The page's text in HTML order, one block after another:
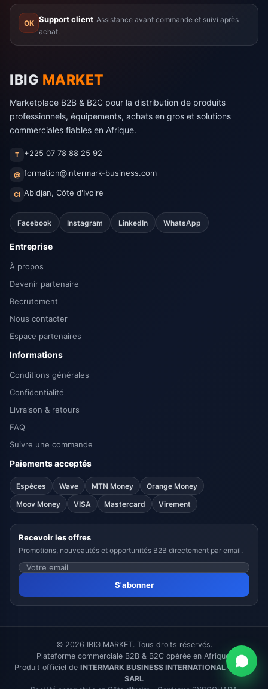
OK Support client Assistance avant commande et suivi après
achat.
IBIG MARKET
Marketplace B2B & B2C pour la distribution de produits
professionnels, équipements, achats en gros et solutions
commerciales fiables en Afrique.
T +225 07 78 88 25 92
@ formation@intermark-business.com
CI Abidjan, Côte d'Ivoire
Facebook Instagram LinkedIn WhatsApp
Entreprise
À propos
Devenir partenaire
Recrutement
Nous contacter
Espace partenaires
Informations
Conditions générales
Confidentialité
Livraison & retours
FAQ
Suivre une commande
Paiements acceptés
Espèces Wave MTN Money
Orange Money
Moov Money
VISA Mastercard Virement
Recevoir les offres
Promotions, nouveautés et opportunités B2B directement par email.
S'abonner
© 2026 IBIG MARKET. Tous droits réservés.
Plateforme commerciale B2B & B2C opérée en Afrique.
Produit officiel de INTERMARK BUSINESS INTERNATIONAL GROUP
SARL
Société enregistrée en Côte d'Ivoire - Conforme SYSCOHADA